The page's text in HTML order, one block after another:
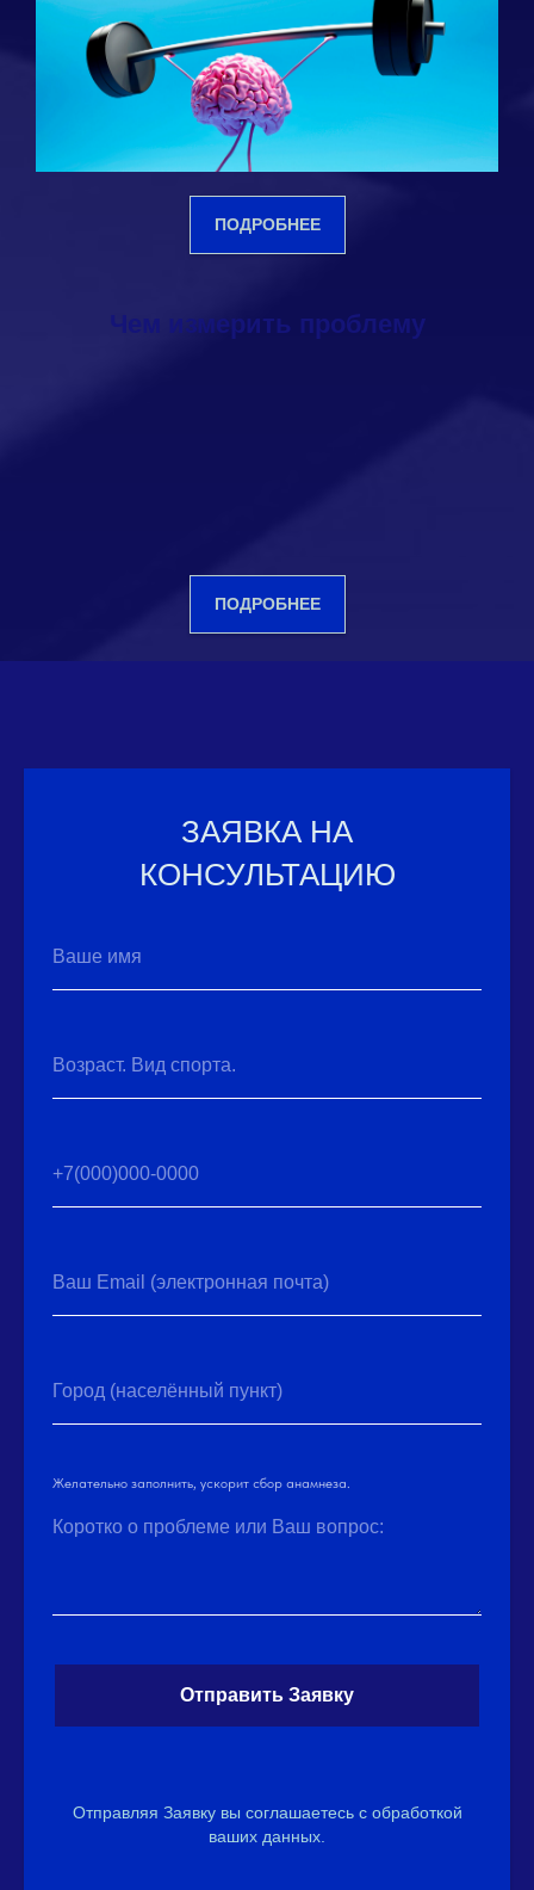
ПОДРОБНЕЕ
Чем измерить проблему
ПОДРОБНЕЕ
ЗАЯВКА НА
КОНСУЛЬТАЦИЮ
Ваше имя
Возраст. Вид спорта.
+7(000)000-0000
Ваш Email (электронная почта)
Город (населённый пункт)
Желательно заполнить, ускорит сбор анамнеза.
Коротко о проблеме или Ваш вопрос:
Отправить Заявку
Отправляя Заявку вы соглашаетесь с обработкой
ваших данных.